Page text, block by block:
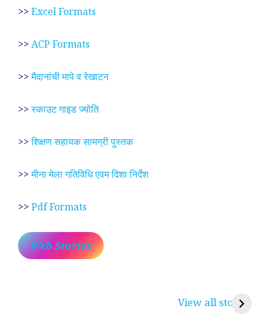
>> Excel Formats
>> ACP Formats
>>मैदानांची मापे व रेखाटन
>>स्काउट गाइड ज्योति
>>शिक्षण सहायक सामग्री पुस्तक
>>मीना मेला गतिविधि एवम दिशा निर्देश
>> Pdf Formats
Web Stories
View all stories
रामसा पीर, रुणेचा रा